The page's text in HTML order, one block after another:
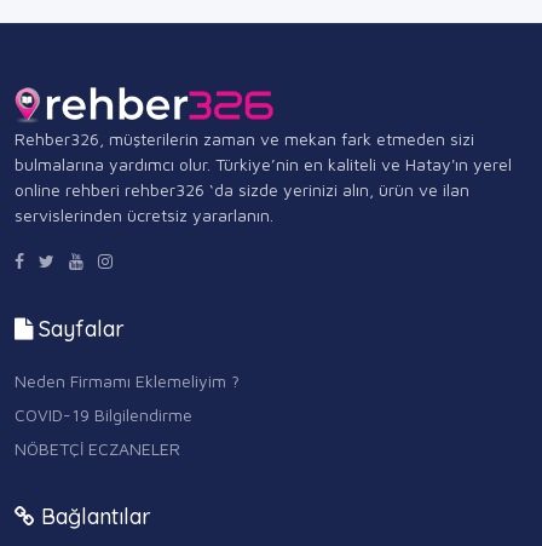
Rehber326, müşterilerin zaman ve mekan fark etmeden sizi
bulmalarına yardımcı olur. Türkiye’nin en kaliteli ve Hatay'ın yerel
online rehberi rehber326 ‘da sizde yerinizi alın, ürün ve ilan
servislerinden ücretsiz yararlanın.
Sayfalar
Neden Firmamı Eklemeliyim ?
COVID-19 Bilgilendirme
NÖBETÇİ ECZANELER
Bağlantılar